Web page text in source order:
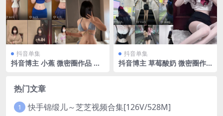
抖音单集
抖音博主 小蕉 微密圈作品 N
抖音单集
抖音博主 草莓酸奶 微密圈作
热门文章
1 快手锦缎儿～芝芝视频合集[126V/528M]